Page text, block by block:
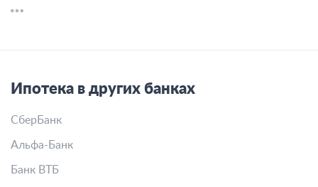
Ипотека в других банках
СберБанк
Альфа-Банк
Банк ВТБ